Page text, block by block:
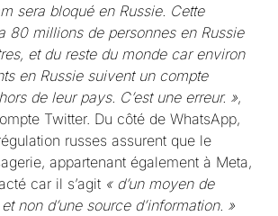
sera bloqué en Russie. Cette
80 millions de personnes en Russie
et du reste du monde car environ
en Russie suivent un compte
de leur pays. C’est une erreur. »,
Twitter. Du côté de WhatsApp,
russes assurent que le
appartenant également à Meta,
car il s’agit « d’un moyen de
non d’une source d’information. »